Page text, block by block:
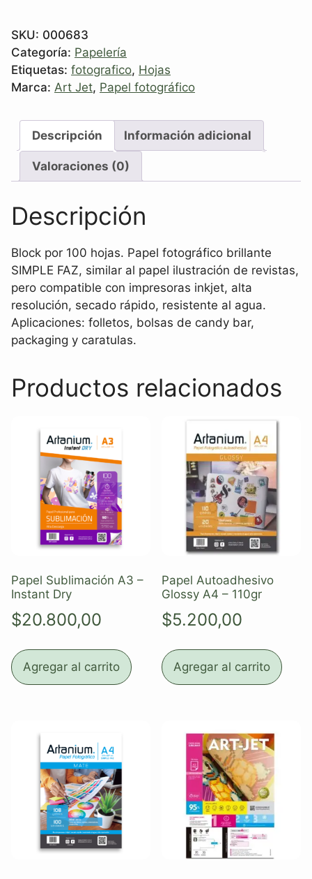
SKU: 000683
Categoría: Papelería
Etiquetas: fotografico, Hojas
Marca: Art Jet, Papel fotográfico
Descripción Información adicional
Valoraciones (0)
Descripción
Block por 100 hojas. Papel fotográfico brillante
SIMPLE FAZ, similar al papel ilustración de revistas,
pero compatible con impresoras inkjet, alta
resolución, secado rápido, resistente al agua.
Aplicaciones: folletos, bolsas de candy bar,
packaging y caratulas.
Productos relacionados
Papel Sublimación A3 –
Instant Dry
$20.800,00
Agregar al carrito
Papel Autoadhesivo
Glossy A4 – 110gr
$5.200,00
Agregar al carrito